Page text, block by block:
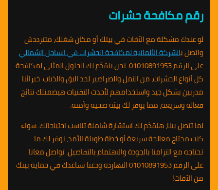
رقم مكافحة حشرات
لو عندك مشكلة مع الآفات في بيتك أو مكان شغلك، متترددش
واتصل بالشركة الألمانية لمكافحة الحشرات في الساحل الشمالي
على الرقم 01010891953. نحن بنقدّم لك الحلول المثلى لمكافحة
كل أنواع الحشرات، من النمل والصراصير لحد البق والذباب. خبرائنا
مدربين بشكل جيد واستخدامهم لأحدث التقنيات هيضمنلك نتائج
فعالة وسريعة، مما يوفر لك بيئة صحية وآمنة.
لما تتصل بينا، هنقدّم لك استشارة شاملة تناسب احتياجاتك. سواء
كنت محتاج معالجة سريعة أو خطة طويلة الأمد، نوفر لك ما
تحتاجه مع التزامنا بالجودة والاهتمام بالتفاصيل. تواصل معانا
على الرقم 01010891953 النهارده ودعنا نساعدك في حماية بيتك
من الآفات!